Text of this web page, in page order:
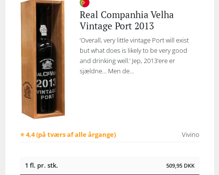
Real Companhia Velha
Vintage Port 2013
’Overall, very little vintage Port will exist
but what does is likely to be very good
and drinking well.’ Jep, 2013’ere er
sjældne… Men de...
⭐ 4,4 (på tværs af alle årgange) Vivino
1 fl. pr. stk. 509,95 DKK